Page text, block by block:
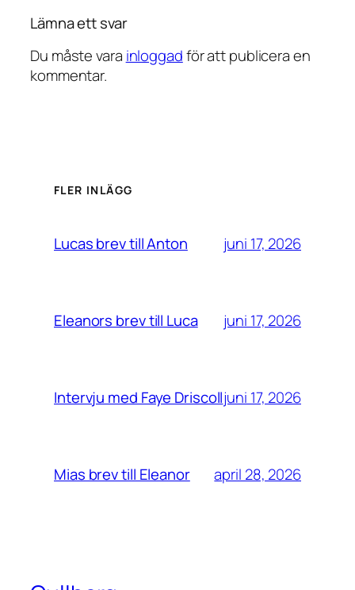
Lämna ett svar
Du måste vara inloggadför att publicera en
kommentar.
FLER INLÄGG
Lucas brev till Anton juni 17, 2026
Eleanors brev till Luca juni 17, 2026
Intervju med Faye Driscolljuni 17, 2026
Mias brev till Eleanor april 28, 2026